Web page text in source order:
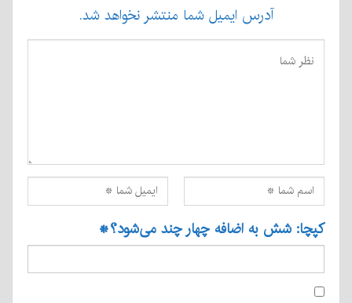
آدرس ایمیل شما منتشر نخواهد شد.
کپچا: شش به اضافه چهار چند می‌شود؟*